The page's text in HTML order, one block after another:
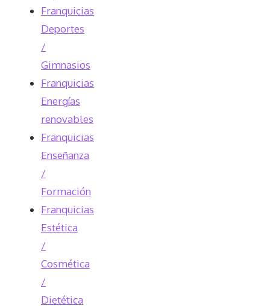
Franquicias
Deportes
/
Gimnasios
Franquicias
Energías
renovables
Franquicias
Enseñanza
/
Formación
Franquicias
Estética
/
Cosmética
/
Dietética